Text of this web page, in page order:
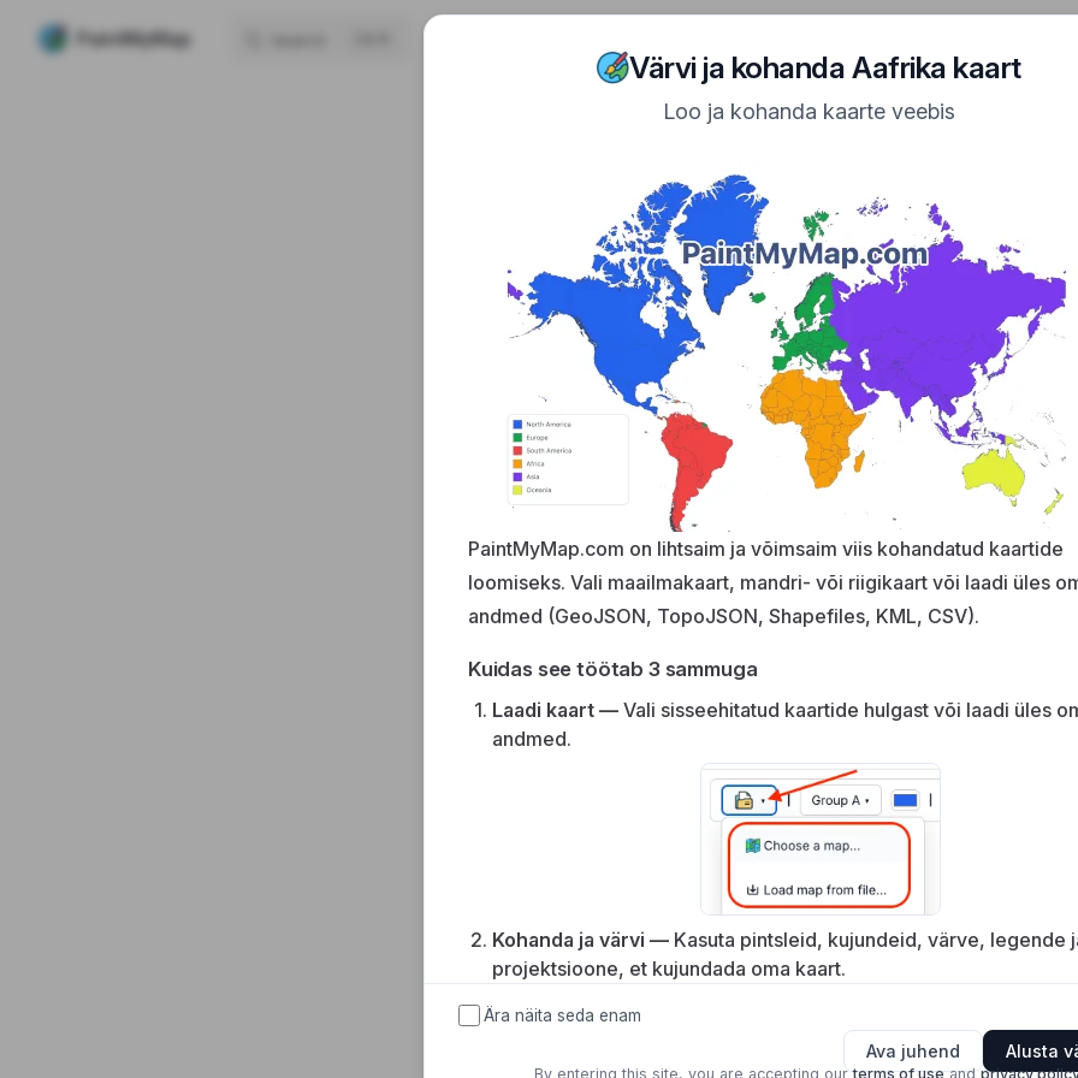
PaintMyMap
Main Navigation
Värvi ja kohanda Aafrika kaart
Loo ja kohanda kaarte veebis
PaintMyMap.com on lihtsaim ja võimsaim viis kohandatud kaartide
loomiseks. Vali maailmakaart, mandri- või riigikaart või laadi üles
andmed (GeoJSON, TopoJSON, Shapefiles, KML, CSV).
Kuidas see töötab 3 sammuga
Laadi kaart — Vali sisseehitatud kaartide hulgast või laadi üles
andmed.
Kohanda ja värvi — Kasuta pintsleid, kujundeid, värve, legende
projektsioone, et kujundada oma kaart.
Ära näita seda enam
Ava juhend Alusta
By entering this site, you are accepting ourterms of useandprivacy